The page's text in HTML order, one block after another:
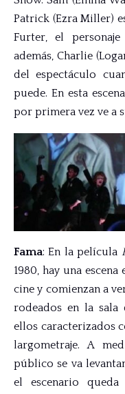
Patrick (Ezra Miller)
Furter, el
además, Charlie
del espectáculo
puede. En esta
por primera vez ve a
Fama: En la película
1980, hay una
cine y comienzan a
rodeados en la sala
ellos caracterizados
largometraje. A
público se va
el escenario